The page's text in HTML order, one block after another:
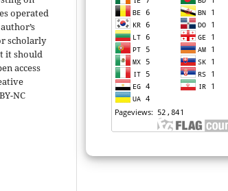
operated
scholarly
it should
access
NC